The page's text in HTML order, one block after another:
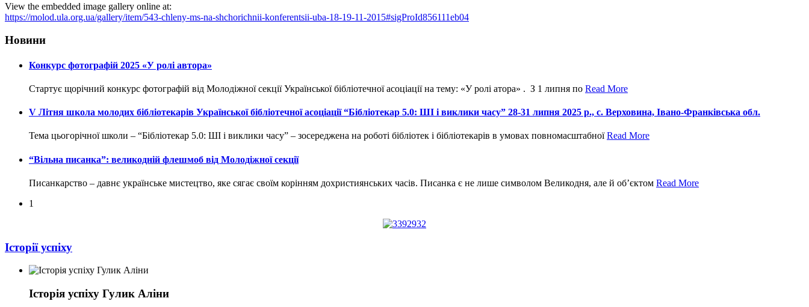
View the embedded image gallery online at:
https://molod.ula.org.ua/gallery/item/543-chleny-ms-na-shchorichnii-konferentsii-uba-18-19-11-2015#sigProId856111eb04
Новини
Конкурс фотографій 2025 «У ролі автора»
Стартує щорічний конкурс фотографій від Молодіжної секції Української бібліотечної асоціації на тему: «У ролі атора» . З 1 липня по Read More
V Літня школа молодих бібліотекарів Української бібліотечної асоціації “Бібліотекар 5.0: ШІ і виклики часу” 28-31 липня 2025 р., с. Верховина, Івано-Франківська обл.
Тема цьогорічної школи – “Бібліотекар 5.0: ШІ і виклики часу” – зосереджена на роботі бібліотек і бібліотекарів в умовах повномасштабноїRead More
“Вільна писанка”: великодній флешмоб від Молодіжної секції
Писанкарство – давнє українське мистецтво, яке сягає своїм корінням дохристиянських часів. Писанка є не лише символом Великодня, але й об’єктом Read More
1
Історії успіху
Історія успіху Гулик Аліни